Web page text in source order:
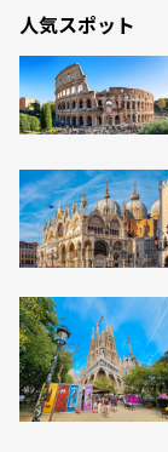
人気スポット